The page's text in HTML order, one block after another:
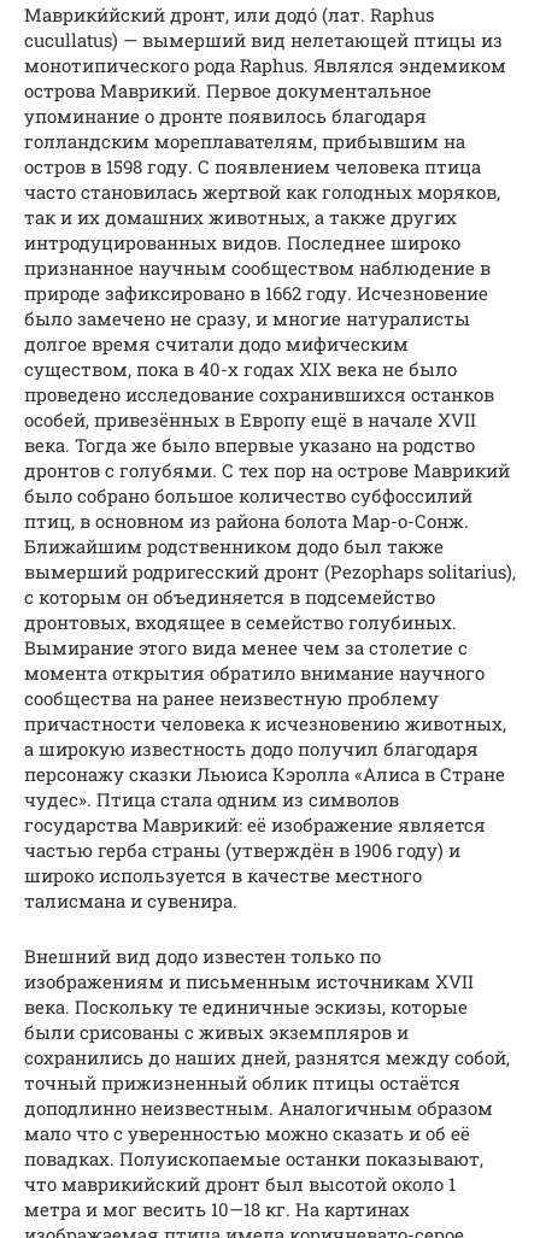
Маврики́йский дронт, или додо́ (лат. Raphus
cucullatus) — вымерший вид нелетающей птицы из
монотипического рода Raphus. Являлся эндемиком
острова Маврикий. Первое документальное
упоминание о дронте появилось благодаря
голландским мореплавателям, прибывшим на
остров в 1598 году. С появлением человека птица
часто становилась жертвой как голодных моряков,
так и их домашних животных, а также других
интродуцированных видов. Последнее широко
признанное научным сообществом наблюдение в
природе зафиксировано в 1662 году. Исчезновение
было замечено не сразу, и многие натуралисты
долгое время считали додо мифическим
существом, пока в 40-х годах XIX века не было
проведено исследование сохранившихся останков
особей, привезённых в Европу ещё в начале XVII
века. Тогда же было впервые указано на родство
дронтов с голубями. С тех пор на острове Маврикий
было собрано большое количество субфоссилий
птиц, в основном из района болота Мар-о-Сонж.
Ближайшим родственником додо был также
вымерший родригесский дронт (Pezophaps solitarius),
c которым он объединяется в подсемейство
дронтовых, входящее в семейство голубиных.
Вымирание этого вида менее чем за столетие с
момента открытия обратило внимание научного
сообщества на ранее неизвестную проблему
причастности человека к исчезновению животных,
а широкую известность додо получил благодаря
персонажу сказки Льюиса Кэролла «Алиса в Стране
чудес». Птица стала одним из символов
государства Маврикий: её изображение является
частью герба страны (утверждён в 1906 году) и
широко используется в качестве местного
талисмана и сувенира.
Внешний вид додо известен только по
изображениям и письменным источникам XVII
века. Поскольку те единичные эскизы, которые
были срисованы с живых экземпляров и
сохранились до наших дней, разнятся между собой,
точный прижизненный облик птицы остаётся
доподлинно неизвестным. Аналогичным образом
мало что с уверенностью можно сказать и об её
повадках. Полуископаемые останки показывают,
что маврикийский дронт был высотой около 1
метра и мог весить 10—18 кг. На картинах